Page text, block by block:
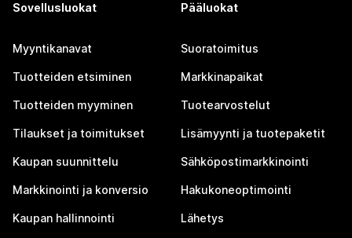
Sovellusluokat
Myyntikanavat
Tuotteiden etsiminen
Tuotteiden myyminen
Tilaukset ja toimitukset
Kaupan suunnittelu
Markkinointi ja konversio
Kaupan hallinnointi
Pääluokat
Suoratoimitus
Markkinapaikat
Tuotearvostelut
Lisämyynti ja tuotepaketit
Sähköpostimarkkinointi
Hakukoneoptimointi
Lähetys